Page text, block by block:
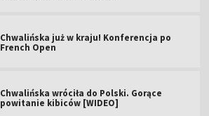
Chwalińska już w kraju! Konferencja po
French Open
Chwalińska wróciła do Polski. Gorące
powitanie kibiców [WIDEO]